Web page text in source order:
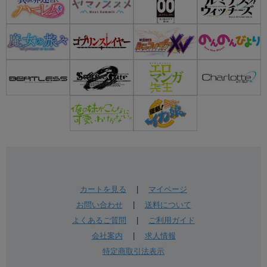
カートを見る
マイページ
お問い合わせ| 送料について
よくあるご質問
ご利用ガイド
会社案内
求人情報
特定商取引法表示